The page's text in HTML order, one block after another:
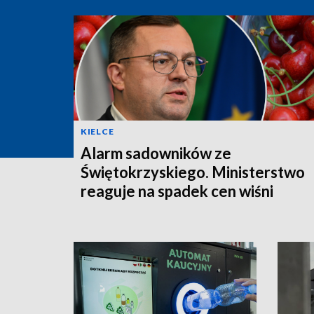
KIELCE
Alarm sadowników ze
Świętokrzyskiego. Ministerstwo
reaguje na spadek cen wiśni